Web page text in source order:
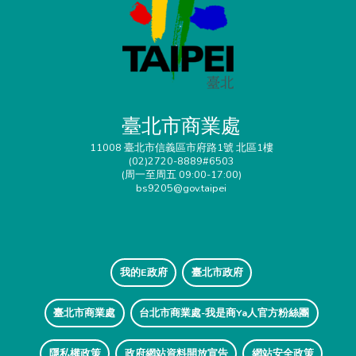
臺北市商業處
11008 臺北市信義區市府路1號 北區1樓
(02)2720-8889#6503
(周一至周五 09:00-17:00)
bs9205@gov.taipei
我的E政府 臺北市政府
臺北市商業處 台北市商業處-我是商Ya人官方粉絲團